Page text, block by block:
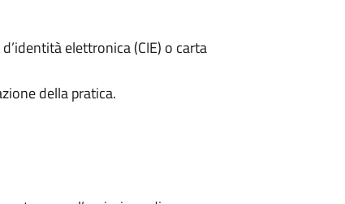
elettronica (CIE) o carta
della pratica.